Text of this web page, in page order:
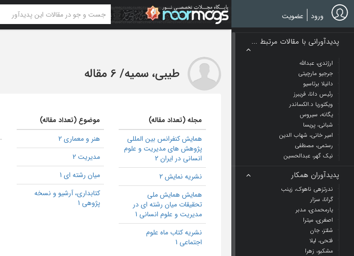
Skip
to
main
ورود عضویت
پدیدآورانی با مقالات مرتبط ...
ارژندی، عبدالله
جرجیو مارچیتی
دانیلا برتاسیو
رئیس دانا، فریبرز
ویکتوریا د.الکساندر
یگانه، سیروس
شبانی، پریسا
امیر خانی، شهاب الدین
رستمی، مصطفی
نیک گهر، عبدالحسین
پدیدآوران همکار
ندرتزهی ناهوک، زینب
گرانا، سزار
یارمحمدی، مدبر
اصغری، میترا
سُلتز، جان
فتحی، لیلا
مشکبو، زهرا
طیبی، سمیه/6 مقاله
مجله (تعداد مقاله)
همایش کنفرانس بین المللی
پژوهش های مدیریت و علوم
انسانی در ایران 2
نشریه نمایش 2
همایش همایش ملی
تحقیقات میان رشته ای در
مدیریت و علوم انسانی 1
نشریه کتاب ماه علوم
اجتماعی 1
موضوع (تعداد مقاله)
هنر و معماری 2
مدیریت 2
میان رشته ای 1
كتابداری، آرشیو و نسخه
پژوهی 1